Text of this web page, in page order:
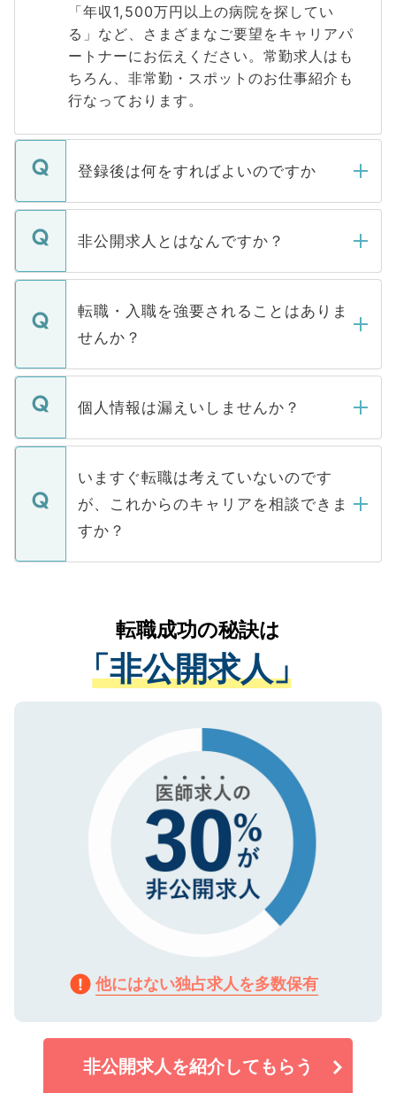
「年収1,500万円以上の病院を探してい
る」など、さまざまなご要望をキャリアパ
ートナーにお伝えください。常勤求人はも
ちろん、非常勤・スポットのお仕事紹介も
行なっております。
登録後は何をすればよいのですか
ご登録いただきましたら、弊社担当者がご
登録内容を確認し、その後メールもしくは
ます。通常、5営業日以内にはご連絡をせて
いただきますので、しばらくお待ちくださ
非公開求人とはなんですか？
マイナビDOCTORで取り扱っている求人の
うち約3割は、Webサイトからご覧いただ
けない「非公開求人」です。非公開求人は
下記の理由によって、一般には公開してい
ません。
■応募殺到を避けるため 人気のある医療機
関を公にしてしまうと、応募が殺到する場
に、医療機関が求める条件に合った人材の
みを人材紹介会社に依頼するケースが増え
ています。
転職・入職を強要されることはありま
せんか？
転職・入職を強要することは一切ありませ
ん。また、仮に応募先から内定をいただい
定を承諾する必要はありません。内定先へ
の辞退の連絡はキャリアパートナーが行い
個人情報は漏えいしませんか？
個人情報が漏えいすることはありませんの
で、ご安心ください。当サイトからの登録
などで収集したご登録者様の個人情報は、
ご本人のキャリアアップおよび転職活動の
支援を目的に使用いたします。お預かりし
ているすべての個人データはご本人の許可
は、個人情報の取り扱いについての厳密な
管理基準を満たした事業者のみに付与され
る、プライバシーマークを取得済みです。
で、機密保持に関してもご安心ください。
いますぐ転職は考えていないのです
が、これからのキャリアを相談できま
すか？
かがいして、現在の医療機関の状況や紹介
経験をまじえながら、適切なアドバイスを
させていただきます。すぐにご転職をされ
ない方には、長期的なサポートが可能です
ので、まずはご登録ください。
転職成功の秘訣は
「非公開求人」
他にはない独占求人を多数保有
非公開求人を紹介してもらう